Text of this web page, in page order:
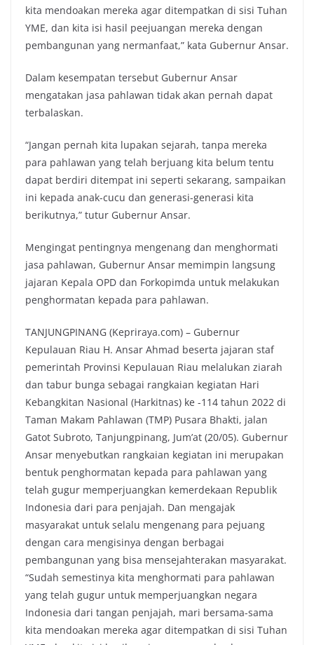
kita mendoakan mereka agar ditempatkan di sisi Tuhan
YME, dan kita isi hasil peejuangan mereka dengan
pembangunan yang nermanfaat,” kata Gubernur Ansar.
Dalam kesempatan tersebut Gubernur Ansar
mengatakan jasa pahlawan tidak akan pernah dapat
terbalaskan.
“Jangan pernah kita lupakan sejarah, tanpa mereka
para pahlawan yang telah berjuang kita belum tentu
dapat berdiri ditempat ini seperti sekarang, sampaikan
ini kepada anak-cucu dan generasi-generasi kita
berikutnya,” tutur Gubernur Ansar.
Mengingat pentingnya mengenang dan menghormati
jasa pahlawan, Gubernur Ansar memimpin langsung
jajaran Kepala OPD dan Forkopimda untuk melakukan
penghormatan kepada para pahlawan.
TANJUNGPINANG (Kepriraya.com) – Gubernur
Kepulauan Riau H. Ansar Ahmad beserta jajaran staf
pemerintah Provinsi Kepulauan Riau melalukan ziarah
dan tabur bunga sebagai rangkaian kegiatan Hari
Kebangkitan Nasional (Harkitnas) ke -114 tahun 2022 di
Taman Makam Pahlawan (TMP) Pusara Bhakti, jalan
Gatot Subroto, Tanjungpinang, Jum’at (20/05). Gubernur
Ansar menyebutkan rangkaian kegiatan ini merupakan
bentuk penghormatan kepada para pahlawan yang
telah gugur memperjuangkan kemerdekaan Republik
Indonesia dari para penjajah. Dan mengajak
masyarakat untuk selalu mengenang para pejuang
dengan cara mengisinya dengan berbagai
pembangunan yang bisa mensejahterakan masyarakat.
“Sudah semestinya kita menghormati para pahlawan
yang telah gugur untuk memperjuangkan negara
Indonesia dari tangan penjajah, mari bersama-sama
kita mendoakan mereka agar ditempatkan di sisi Tuhan